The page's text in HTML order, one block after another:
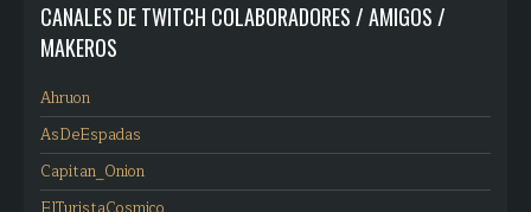
CANALES DE TWITCH COLABORADORES / AMIGOS /
MAKEROS
Ahruon
AsDeEspadas
Capitan_Onion